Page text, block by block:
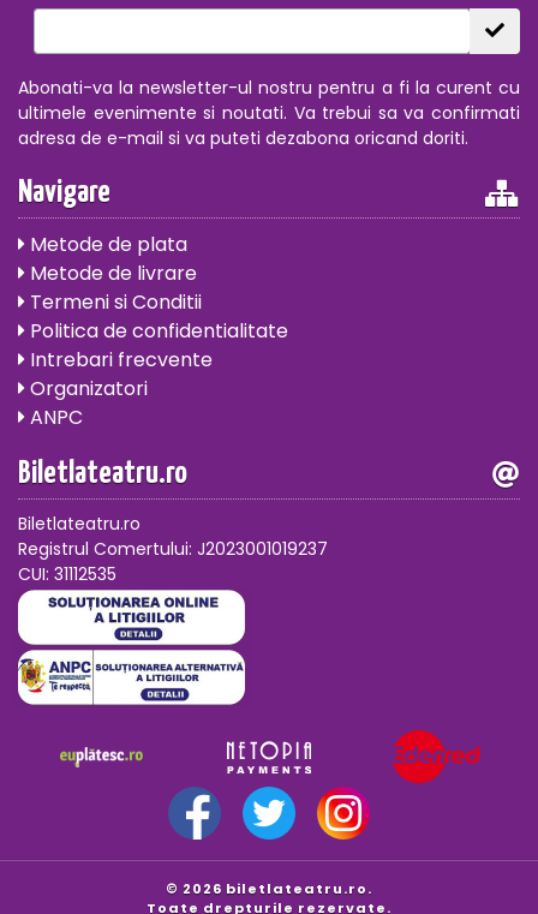
Abonati-va la newsletter-ul nostru pentru a fi la curent cu
ultimele evenimente si noutati. Va trebui sa va confirmati
adresa de e-mail si va puteti dezabona oricand doriti.
Navigare
Metode de plata
Metode de livrare
Termeni si Conditii
Politica de confidentialitate
Intrebari frecvente
Organizatori
ANPC
Biletlateatru.ro
Biletlateatru.ro
Registrul Comertului: J2023001019237
CUI: 31112535
© 2026 biletlateatru.ro.
Toate drepturile rezervate.